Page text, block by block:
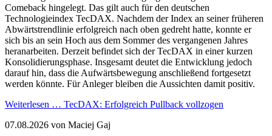
Comeback hingelegt. Das gilt auch für den deutschen
Technologieindex TecDAX. Nachdem der Index an seiner früheren
Abwärtstrendlinie erfolgreich nach oben gedreht hatte, konnte er
sich bis an sein Hoch aus dem Sommer des vergangenen Jahres
heranarbeiten. Derzeit befindet sich der TecDAX in einer kurzen
Konsolidierungsphase. Insgesamt deutet die Entwicklung jedoch
darauf hin, dass die Aufwärtsbewegung anschließend fortgesetzt
werden könnte. Für Anleger bleiben die Aussichten damit positiv.
Weiterlesen … TecDAX: Erfolgreich Pullback vollzogen
07.08.2026 von Maciej Gaj